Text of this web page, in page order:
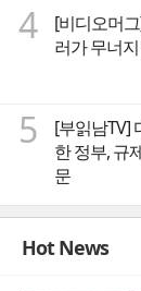
4
[비디오머
러가 무너
5
[부읽남TV]
한 정부, 규
문
Hot News